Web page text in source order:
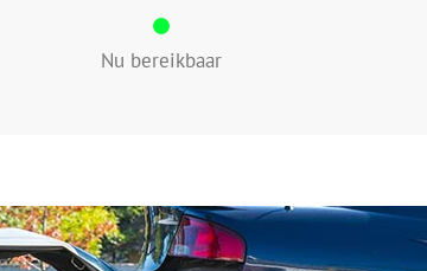
Nu bereikbaar